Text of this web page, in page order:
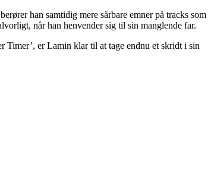
han samtidig mere sårbare emner på tracks som
når han henvender sig til sin manglende far.
Timer’, er Lamin klar til at tage endnu et skridt i sin